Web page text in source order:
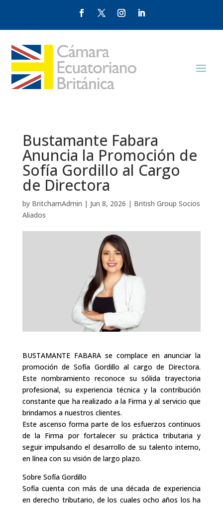
Bustamante Fabara
Anuncia la Promoción de
Sofía Gordillo al Cargo
de Directora
by BritchamAdmin | Jun 8, 2026 | British Group Socios
Aliados
BUSTAMANTE FABARA se complace en anunciar la
promoción de Sofía Gordillo al cargo de Directora.
Este nombramiento reconoce su sólida trayectoria
profesional, su experiencia técnica y la contribución
constante que ha realizado a la Firma y al servicio que
brindamos a nuestros clientes.
Este ascenso forma parte de los esfuerzos continuos
de la Firma por fortalecer su práctica tributaria y
seguir impulsando el desarrollo de su talento interno,
en línea con su visión de largo plazo.
Sobre Sofía Gordillo
Sofía cuenta con más de una década de experiencia
en derecho tributario, de los cuales ocho años los ha